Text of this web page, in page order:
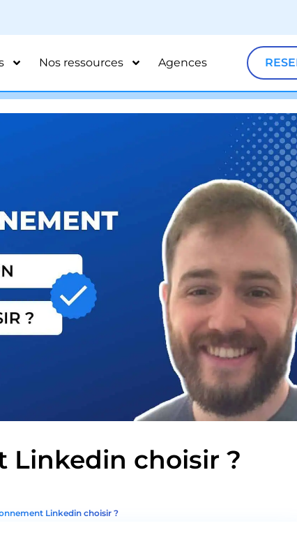
Nos ressources Agences
Linkedin choisir ?
Linkedin choisir ?